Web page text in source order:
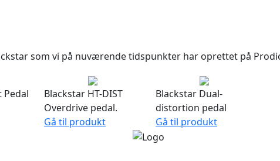
som vi på nuværende tidspunkter har oprettet på
Pedal
Blackstar HT-DIST
Overdrive pedal.
Gå til produkt
Blackstar Dual-
distortion pedal
Gå til produkt